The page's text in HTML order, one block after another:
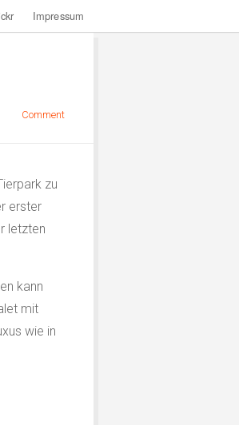
Impressum
Comment
zu
erster
letzten
kann
mit
wie in